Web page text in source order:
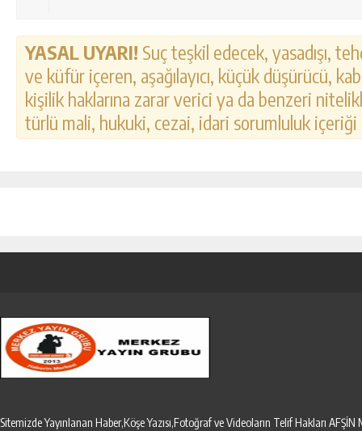
YASAL UYARI! Suç teşkil edecek, yasadışı,
ve küfür içeren, aşağılayıcı, küçük düşürücü,
kişilik haklarına zarar verici ya da benzeri
türlü mali, hukuki, cezai, idari sorumluluk
Sitemizde Yayınlanan Haber,Köşe Yazısı,Fotoğraf ve Videoların Telif Hakları